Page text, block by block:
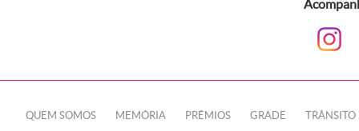
QUEM SOMOS MEMÓRIA PRÊMIOS GRADE TRÂNSITO